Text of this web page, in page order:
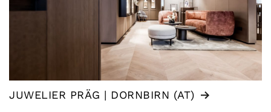
JUWELIER PRÄG | DORNBIRN (AT)